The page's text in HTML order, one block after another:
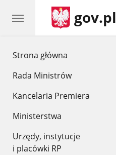
Strona główna
Rada Ministrów
Kancelaria Premiera
Ministerstwa
Urzędy, instytucje
i placówki RP
gov.pl